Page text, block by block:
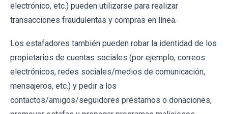
electrónico, etc.) pueden utilizarse para realizar
transacciones fraudulentas y compras en línea.
Los estafadores también pueden robar la identidad de los
propietarios de cuentas sociales (por ejemplo, correos
electrónicos, redes sociales/medios de comunicación,
mensajeros, etc.) y pedir a los
contactos/amigos/seguidores préstamos o donaciones,